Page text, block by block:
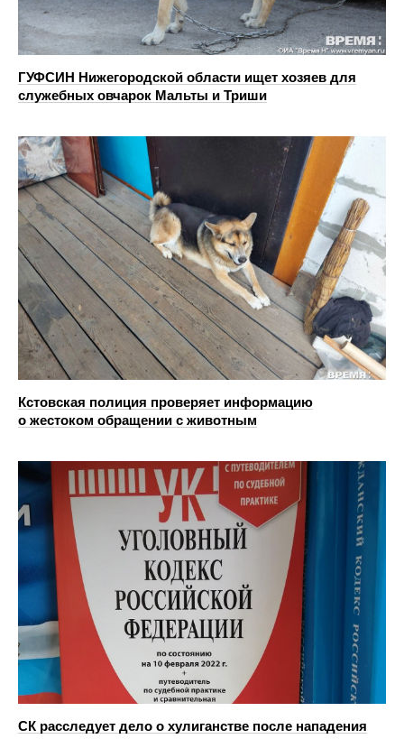
ГУФСИН Нижегородской области ищет хозяев для
служебных овчарок Мальты и Триши
Кстовская полиция проверяет информацию
о жестоком обращении с животным
СК расследует дело о хулиганстве после нападения